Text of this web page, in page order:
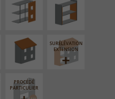
RÉFECTION DES
TOITURES
SURÉLÉVATION
EXTENSION
PROCÉDÉ
PARTICULIER